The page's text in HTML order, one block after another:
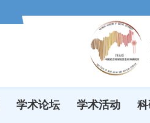
学术论坛 学术活动